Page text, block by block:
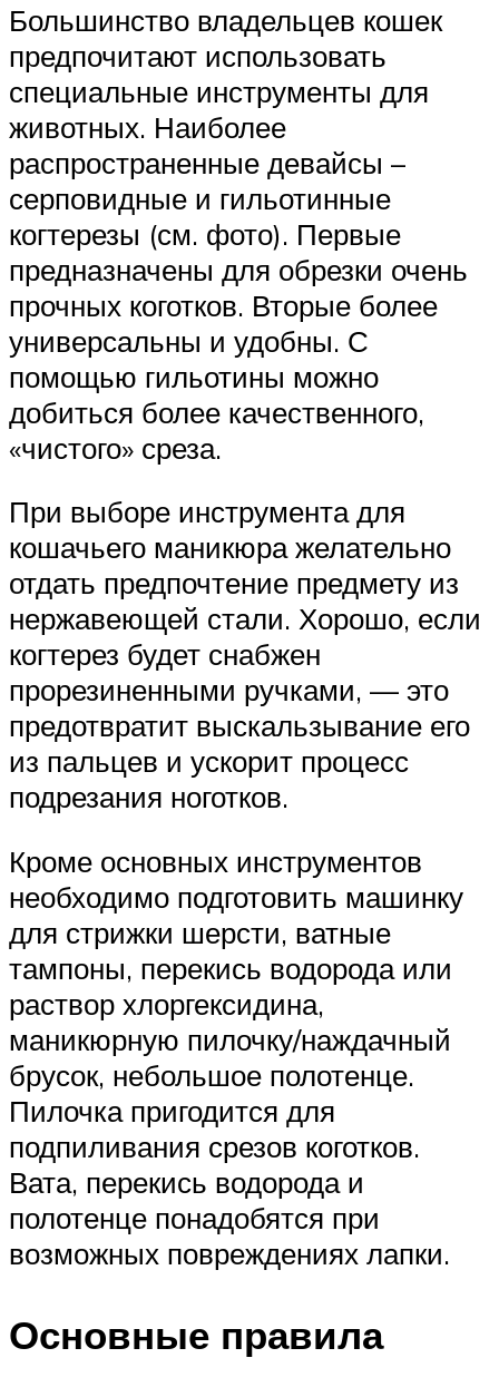
Большинство владельцев кошек
предпочитают использовать
специальные инструменты для
животных. Наиболее
распространенные девайсы –
серповидные и гильотинные
когтерезы (см. фото). Первые
предназначены для обрезки очень
прочных коготков. Вторые более
универсальны и удобны. С
помощью гильотины можно
добиться более качественного,
«чистого» среза.
При выборе инструмента для
кошачьего маникюра желательно
отдать предпочтение предмету из
нержавеющей стали. Хорошо, если
когтерез будет снабжен
прорезиненными ручками, — это
предотвратит выскальзывание его
из пальцев и ускорит процесс
подрезания ноготков.
Кроме основных инструментов
необходимо подготовить машинку
для стрижки шерсти, ватные
тампоны, перекись водорода или
раствор хлоргексидина,
маникюрную пилочку/наждачный
брусок, небольшое полотенце.
Пилочка пригодится для
подпиливания срезов коготков.
Вата, перекись водорода и
полотенце понадобятся при
возможных повреждениях лапки.
Основные правила